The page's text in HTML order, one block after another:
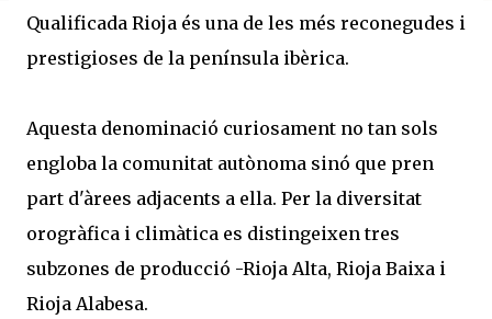
Qualificada Rioja és una de les més reconegudes i
prestigioses de la península ibèrica.
Aquesta denominació curiosament no tan sols
engloba la comunitat autònoma sinó que pren
part d'àrees adjacents a ella. Per la diversitat
orogràfica i climàtica es distingeixen tres
subzones de producció -Rioja Alta, Rioja Baixa i
Rioja Alabesa.